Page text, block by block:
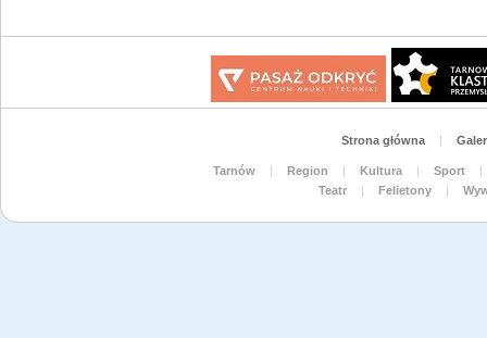
Strona główna |
Tarnów | Region | Kultura | Sport
|
Teatr
| Felietony |